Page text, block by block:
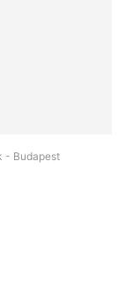
- Budapest